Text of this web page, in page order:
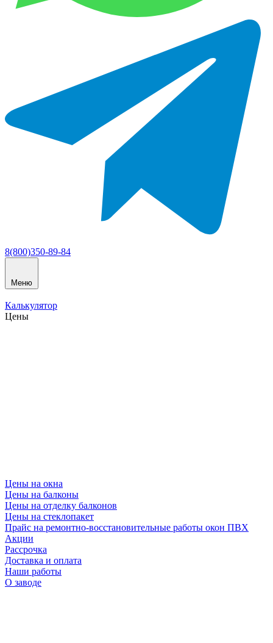
8(800)350-89-84
Меню
Калькулятор
Цены
Цены на окна
Цены на балконы
Цены на отделку балконов
Цены на стеклопакет
Прайс на ремонтно-восстановительные работы окон ПВХ
Акции
Рассрочка
Доставка и оплата
Наши работы
О заводе